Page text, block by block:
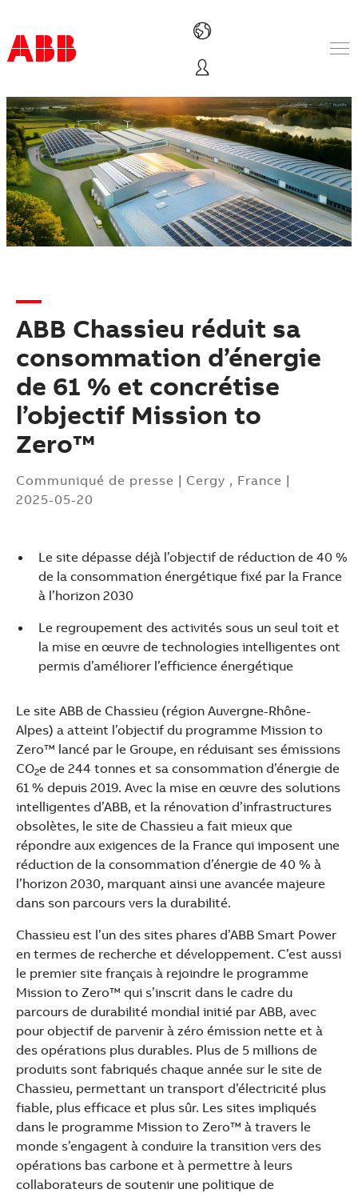
Produits & Services
Industries
Services
A propos
Où acheter
Contactez-nous
Carrières
Products
See more products
Shopping list preview
ABB Chassieu réduit sa
consommation d’énergie
de 61 % et concrétise
l’objectif Mission to
Zero™
Communiqué de presse | Cergy , France |
2025-05-20
Le site dépasse déjà l’objectif de réduction de 40 %
de la consommation énergétique fixé par la France
à l’horizon 2030
Le regroupement des activités sous un seul toit et
la mise en œuvre de technologies intelligentes ont
permis d’améliorer l’efficience énergétique
Le site ABB de Chassieu (région Auvergne-Rhône-
Alpes) a atteint l’objectif du programme Mission to
Zero™ lancé par le Groupe, en réduisant ses émissions
CO2e de 244 tonnes et sa consommation d’énergie de
61 % depuis 2019. Avec la mise en œuvre des solutions
intelligentes d’ABB, et la rénovation d’infrastructures
obsolètes, le site de Chassieu a fait mieux que
répondre aux exigences de la France qui imposent une
réduction de la consommation d’énergie de 40 % à
l’horizon 2030, marquant ainsi une avancée majeure
dans son parcours vers la durabilité.
Chassieu est l’un des sites phares d’ABB Smart Power
en termes de recherche et développement. C’est aussi
le premier site français à rejoindre le programme
Mission to Zero™ qui s’inscrit dans le cadre du
parcours de durabilité mondial initié par ABB, avec
pour objectif de parvenir à zéro émission nette et à
des opérations plus durables. Plus de 5 millions de
produits sont fabriqués chaque année sur le site de
Chassieu, permettant un transport d’électricité plus
fiable, plus efficace et plus sûr. Les sites impliqués
dans le programme Mission to Zero™ à travers le
monde s’engagent à conduire la transition vers des
opérations bas carbone et à permettre à leurs
collaborateurs de soutenir une politique de